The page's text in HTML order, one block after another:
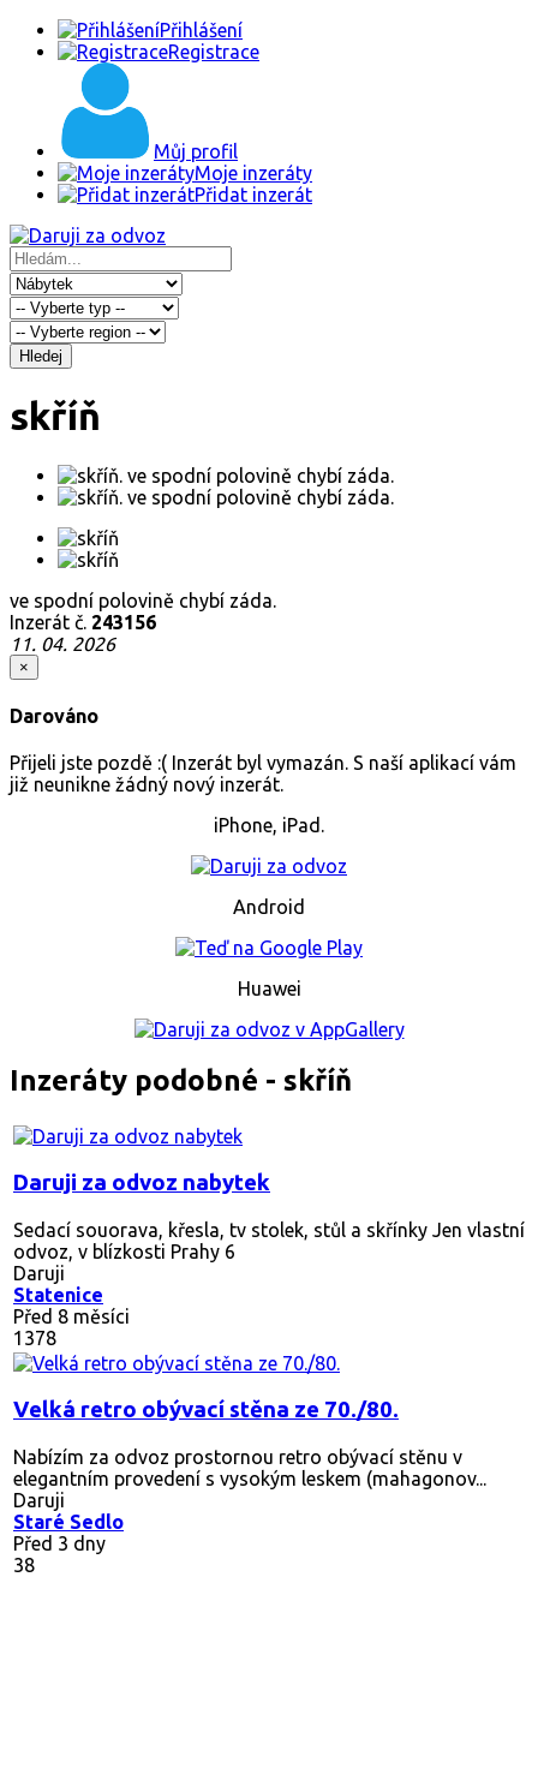
Přihlášení
Registrace
Můj profil
Moje inzeráty
Přidat inzerát
Hledej
skříň
ve spodní polovině chybí záda.
Inzerát č. 243156
11. 04. 2026
×
Darováno
Přijeli jste pozdě :( Inzerát byl vymazán. S naší aplikací vám
již neunikne žádný nový inzerát.
iPhone, iPad.
Android
Huawei
Inzeráty podobné - skříň
Daruji za odvoz nabytek
Sedací souorava, křesla, tv stolek, stůl a skřínky Jen vlastní
odvoz, v blízkosti Prahy 6
Daruji
Statenice
Před 8 měsíci
1378
Velká retro obývací stěna ze 70./80.
Nabízím za odvoz prostornou retro obývací stěnu v
elegantním provedení s vysokým leskem (mahagonov...
Daruji
Staré Sedlo
Před 3 dny
38